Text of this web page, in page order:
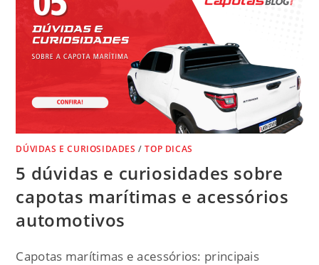
DÚVIDAS E CURIOSIDADES /TOP DICAS
5 dúvidas e curiosidades sobre
capotas marítimas e acessórios
automotivos
Capotas marítimas e acessórios: principais